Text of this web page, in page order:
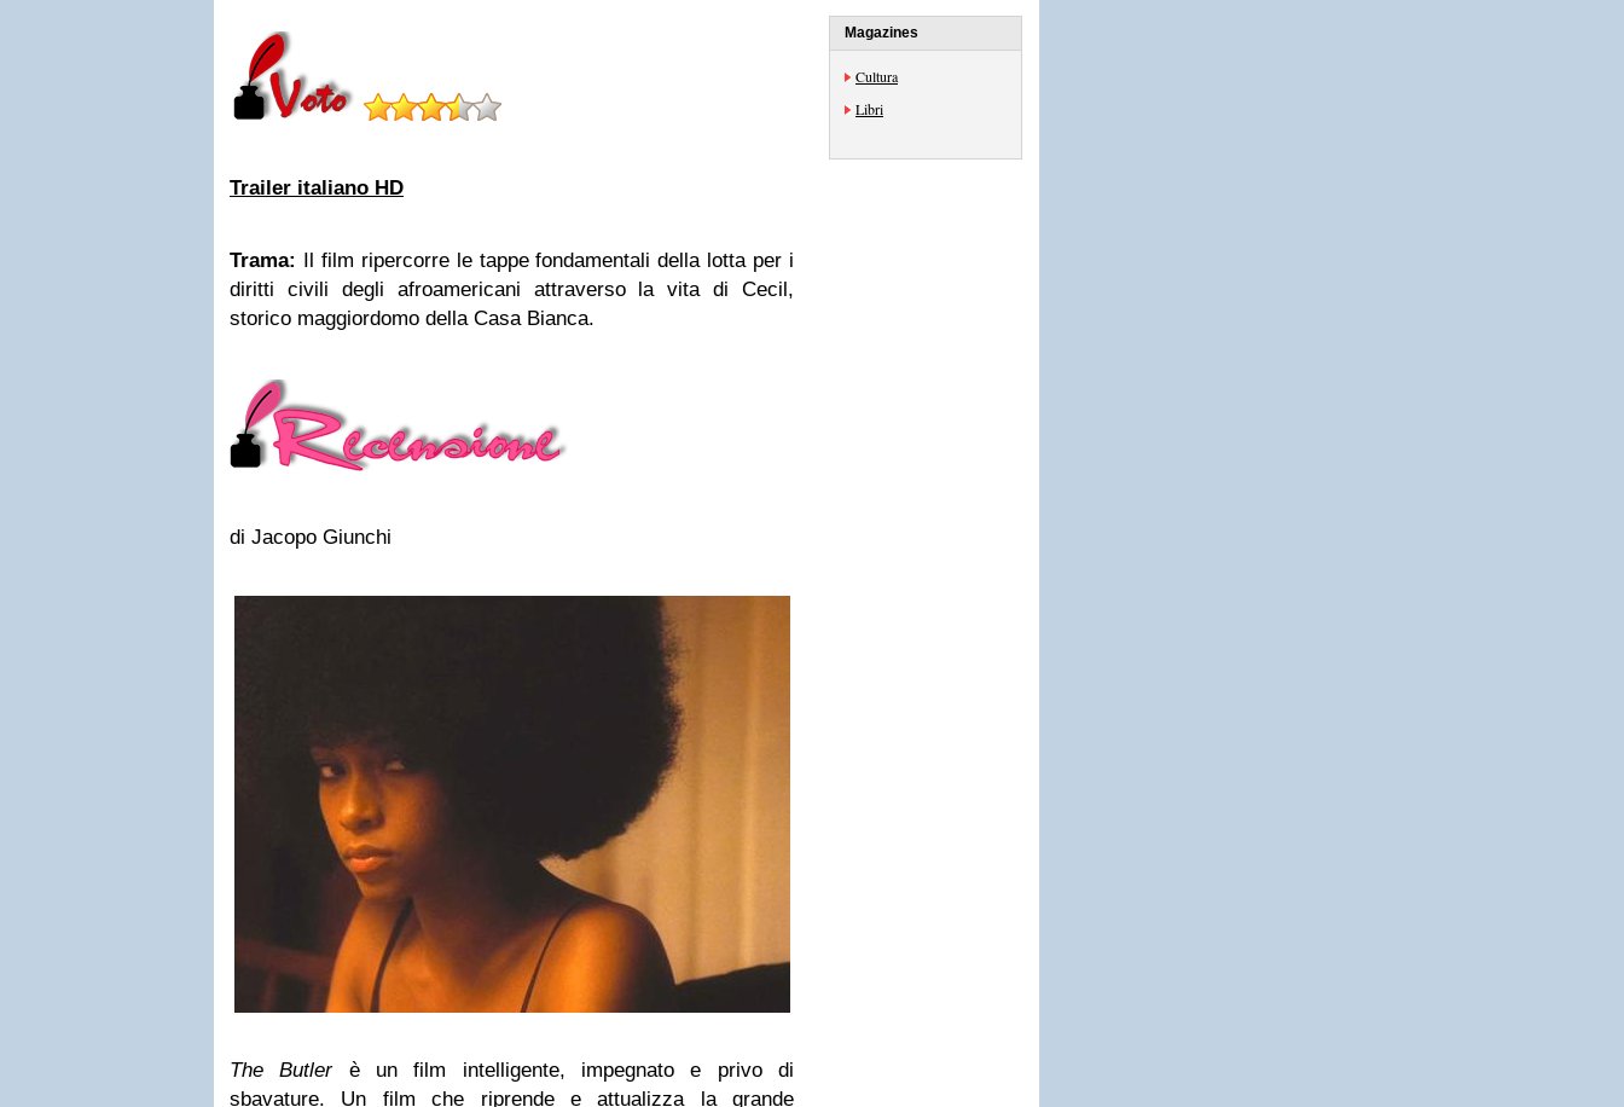
Trailer italiano HD
Trama: Il film ripercorre le tappe fondamentali della lotta per i
diritti civili degli afroamericani attraverso la vita di Cecil,
storico maggiordomo della Casa Bianca.
di Jacopo Giunchi
The Butlerè un film intelligente, impegnato e privo di
sbavature. Un film che riprende e attualizza la grande
Magazines
Cultura
Libri